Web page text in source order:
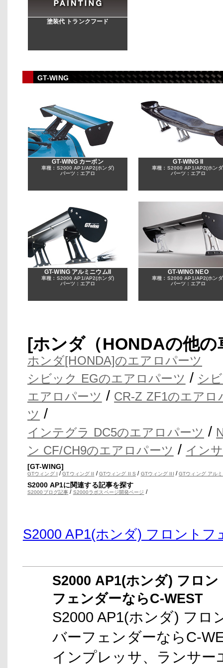
塗装代 トランクフード
GT-WING
GT-WING カーボン
車種：S2000 AP1/AP2(ホンダ)
パーツ：エアロ
GT-WING II
車種：S2000 AP1/AP2(ホン
パーツ：エアロ
GT-WING アルミニウムII
車種：S2000 AP1/AP2(ホンダ)
パーツ：エアロ
GT-WING NEO
車種：S2000 AP1/AP2(ホン
パーツ：エアロ
[ホンダ（HONDAの他
ホンダ[HONDA]のエアロパーツ
シビック EGのエアロパーツ / シ
エアロパーツ / CR-Z ZF1のエアロ
ツ /
インテグラ DC5のエアロパーツ /
ン CF/CH9のエアロパーツ / イン
[GT-WING]
GTウィング I /GTウィング II /GTウィング II S / GTウィング III /GTウィング アル
S2000 AP1に関連する記事を探す
S2000ブログ記事 / S2000ラボスページ開発ページ /
S2000 AP1(ホンダ) フロント
S2000 AP1(ホンダ) フロ
フェンダーならC-WEST
S2000 AP1(ホンダ) フロ
バーフェンダーならC-
インプレッサ、ランサー